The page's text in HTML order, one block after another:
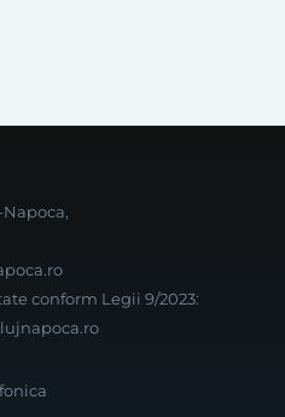
conform Legii 9/2023: